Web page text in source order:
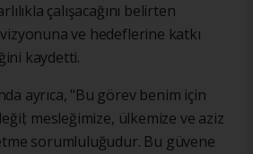
çalışacağını belirten
ve hedeflerine katkı
kaydetti.
ayrıca, "Bu görev benim için
mesleğimize, ülkemize ve aziz
sorumluluğudur. Bu güvene